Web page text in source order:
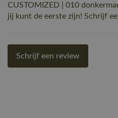
CUSTOMIZED | 010
jij kunt de eerste zijn! Schrijf
Schrijf een review